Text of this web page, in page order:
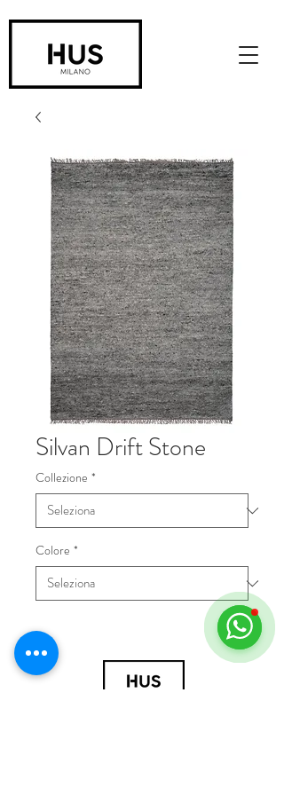
Silvan Drift Stone
Collezione *
Colore *